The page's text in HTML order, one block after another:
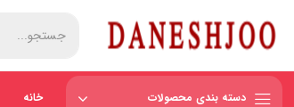
دسته بندی محصولات خانه